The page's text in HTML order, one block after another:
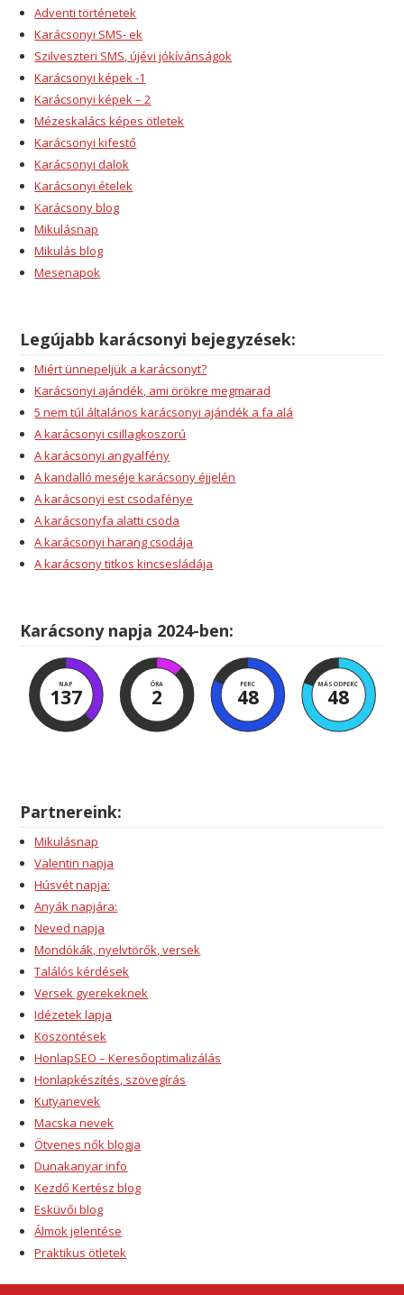
Adventi történetek
Karácsonyi SMS- ek
Szilveszteri SMS, újévi jókívánságok
Karácsonyi képek -1
Karácsonyi képek – 2
Mézeskalács képes ötletek
Karácsonyi kifestő
Karácsonyi dalok
Karácsonyi ételek
Karácsony blog
Mikulásnap
Mikulás blog
Mesenapok
Legújabb karácsonyi bejegyzések:
Miért ünnepeljük a karácsonyt?
Karácsonyi ajándék, ami örökre megmarad
5 nem túl általános karácsonyi ajándék a fa alá
A karácsonyi csillagkoszorú
A karácsonyi angyalfény
A kandalló meséje karácsony éjjelén
A karácsonyi est csodafénye
A karácsonyfa alatti csoda
A karácsonyi harang csodája
A karácsony titkos kincsesládája
Karácsony napja 2024-ben:
NAP
137
ÓRA
2
PERC
48
MÁSODPERC
47
Partnereink:
Mikulásnap
Valentin napja
Húsvét napja:
Anyák napjára:
Neved napja
Mondókák, nyelvtörők, versek
Találós kérdések
Versek gyerekeknek
Idézetek lapja
Köszöntések
HonlapSEO – Keresőoptimalizálás
Honlapkészítés, szövegírás
Kutyanevek
Macska nevek
Ötvenes nők blogja
Dunakanyar info
Kezdő Kertész blog
Esküvői blog
Álmok jelentése
Praktikus ötletek